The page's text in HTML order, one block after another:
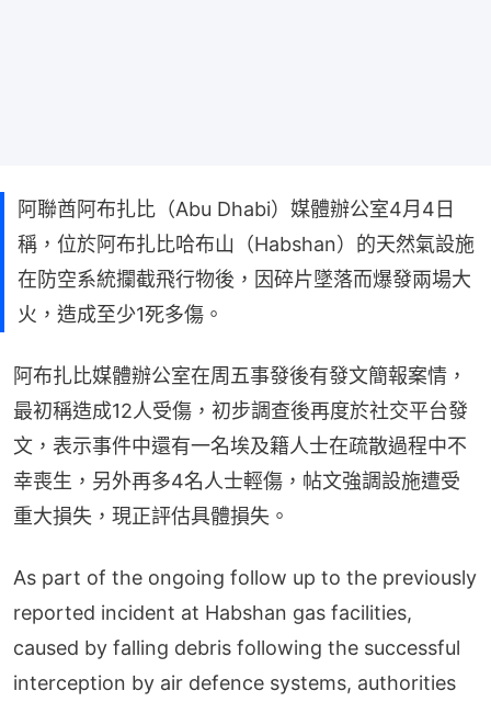
阿聯酋阿布扎比（Abu Dhabi）媒體辦公室4月4日
稱，位於阿布扎比哈布山（Habshan）的天然氣設施
在防空系統攔截飛行物後，因碎片墜落而爆發兩場大
火，造成至少1死多傷。
阿布扎比媒體辦公室在周五事發後有發文簡報案情，
最初稱造成12人受傷，初步調查後再度於社交平台發
文，表示事件中還有一名埃及籍人士在疏散過程中不
幸喪生，另外再多4名人士輕傷，帖文強調設施遭受
重大損失，現正評估具體損失。
As part of the ongoing follow up to the previously
reported incident at Habshan gas facilities,
caused by falling debris following the successful
interception by air defence systems, authorities